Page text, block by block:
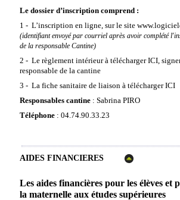
Le dossier d’inscription comprend :
1 - L’inscription en ligne, sur le site
(identifiant envoyé par courriel après avoir complété
de la responsable Cantine)
2 - Le règlement intérieur à téléchargerICI ,
responsable de la cantine
3 - La fiche sanitaire de liaison à téléchargerICI
Responsables cantine : Sabrina PIRO
Téléphone : 04.74.90.33.23
AIDES FINANCIERES
Les aides financières pour les élèves et
la maternelle aux études supérieures